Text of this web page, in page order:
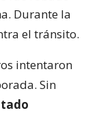
Durante la
el tránsito.
intentaron
Sin